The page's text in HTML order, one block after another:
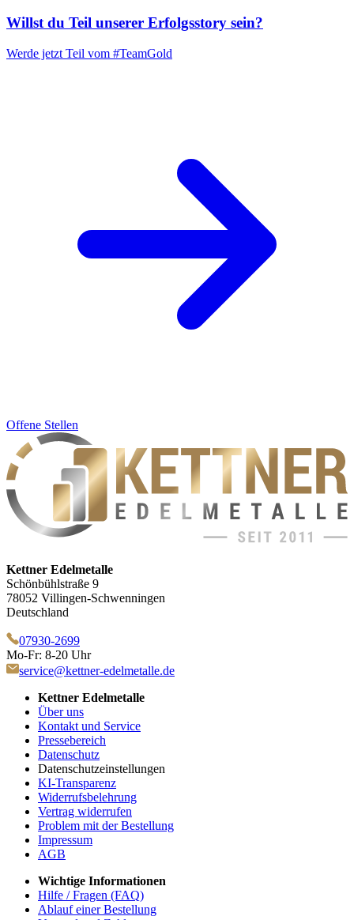
Willst du Teil unserer Erfolgsstory sein?
Werde jetzt Teil vom #TeamGold
Offene Stellen
Kettner Edelmetalle
Schönbühlstraße 9
78052 Villingen-Schwenningen
Deutschland
07930-2699
Mo-Fr: 8-20 Uhr
service@kettner-edelmetalle.de
Kettner Edelmetalle
Über uns
Kontakt und Service
Pressebereich
Datenschutz
Datenschutzeinstellungen
KI-Transparenz
Widerrufsbelehrung
Vertrag widerrufen
Problem mit der Bestellung
Impressum
AGB
Wichtige Informationen
Hilfe / Fragen (FAQ)
Ablauf einer Bestellung